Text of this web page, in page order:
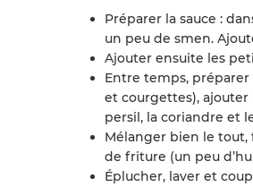
Préparer la sauce :
un peu de smen.
Ajouter ensuite les
Entre temps,
et courgettes), ajouter
persil, la coriandre et
Mélanger bien le tout,
de friture (un peu
Éplucher, laver et